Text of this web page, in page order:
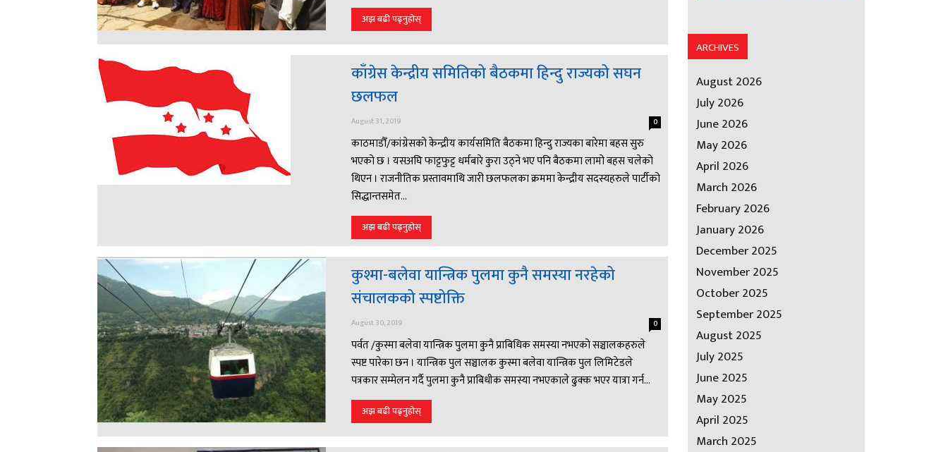
अझ बढी पढ्नुहोस्
काँग्रेस केन्द्रीय समितिको बैठकमा हिन्दु राज्यको सघन
छलफल
August 31, 2019 0
काठमाडौँ/कांग्रेसको केन्द्रीय कार्यसमिति बैठकमा हिन्दु राज्यका बारेमा बहस सुरु
भएको छ । यसअघि फाट्टफुट्ट धर्मबारे कुरा उठ्ने भए पनि बैठकमा लामो बहस चलेको
थिएन । राजनीतिक प्रस्तावमाथि जारी छलफलका क्रममा केन्द्रीय सदस्यहरुले पार्टीको
सिद्धान्तसमेत...
अझ बढी पढ्नुहोस्
कुश्मा-बलेवा यान्त्रिक पुलमा कुनै समस्या नरहेको
संचालकको स्पष्टोक्ति
August 30, 2019 0
पर्वत /कुस्मा बलेवा यान्त्रिक पुलमा कुनै प्राबिधिक समस्या नभएको सञ्चालकहरुले
स्पष्ट पारेका छन । यान्त्रिक पुल सञ्चालक कुस्मा बलेवा यान्त्रिक पुल लिमिटेडले
पत्रकार सम्मेलन गर्दै पुलमा कुनै प्राबिधीक समस्या नभएकाले ढुक्क भएर यात्रा गर्न...
अझ बढी पढ्नुहोस्
ARCHIVES
August 2026
July 2026
June 2026
May 2026
April 2026
March 2026
February 2026
January 2026
December 2025
November 2025
October 2025
September 2025
August 2025
July 2025
June 2025
May 2025
April 2025
March 2025